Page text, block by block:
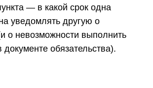
— в какой срок одна
уведомлять другую о
о невозможности выполнить
обязательства).